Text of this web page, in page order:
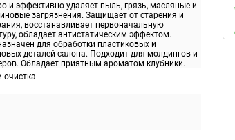
и эффективно удаляет пыль, грязь, масляные и
загрязнения. Защищает от старения и
восстанавливает первоначальную
обладает антистатическим эффектом.
для обработки пластиковых и
деталей салона. Подходит для молдингов и
Обладает приятным ароматом клубники.
очистка